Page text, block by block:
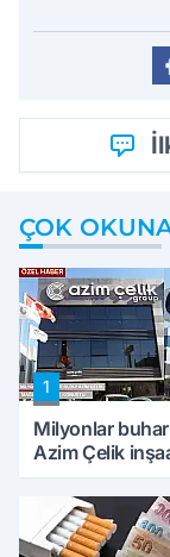
ÇOK
1
Milyonlar
Azim Çelik
konuştu